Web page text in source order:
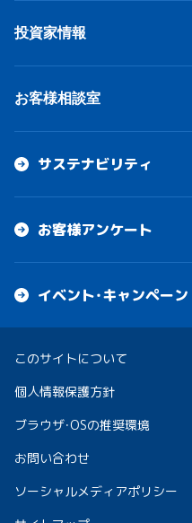
投資家情報
お客様相談室
サステナビリティ
お客様アンケート
イベント・キャンペーン
このサイトについて
個人情報保護方針
ブラウザ・OSの推奨環境
お問い合わせ
ソーシャルメディアポリシー